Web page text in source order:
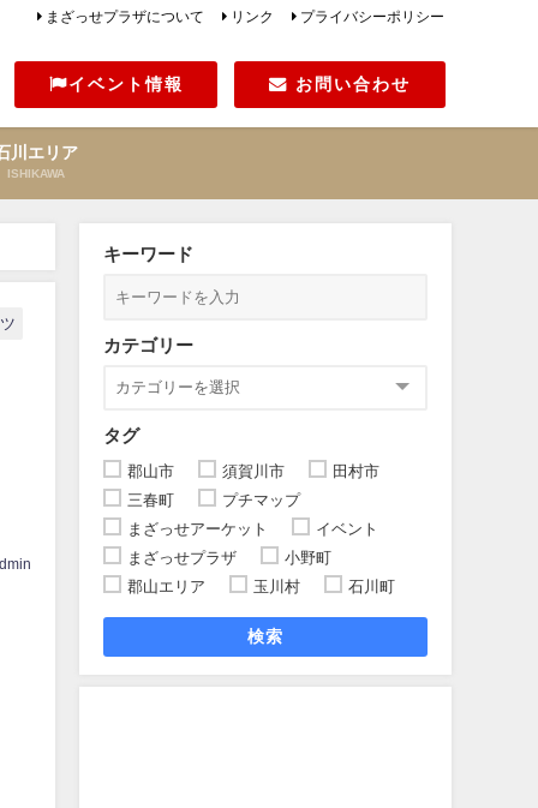
まざっせプラザについて リンク プライバシーポリシー
イベント情報 お問い合わせ
川エリア
ISHIKAWA
キーワード
カテゴリー
タグ
郡山市 須賀川市
田村市
三春町
プチマップ
まざっせアーケット
イベント
まざっせプラザ
小野町
郡山エリア
玉川村 石川町
検索